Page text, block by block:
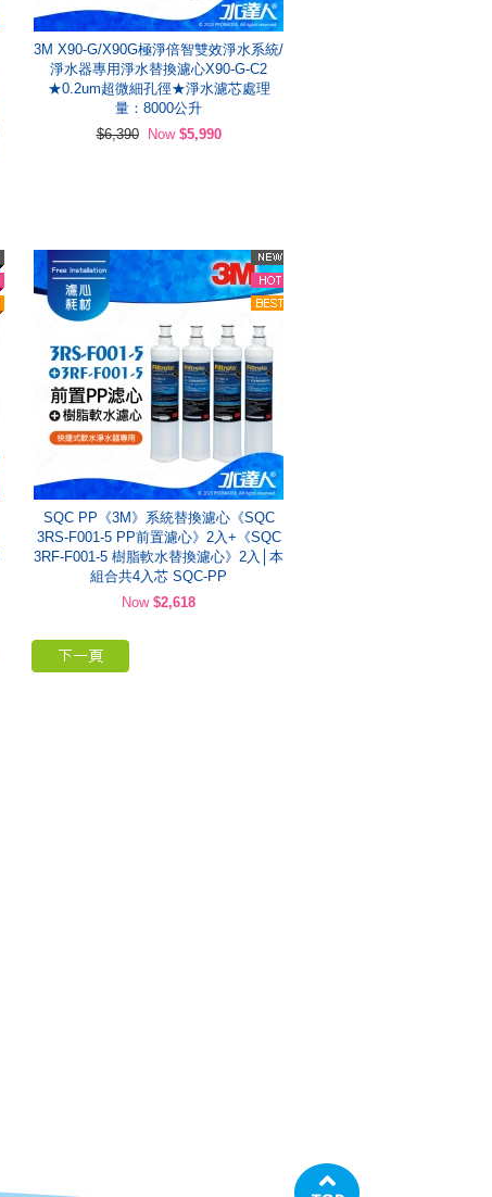
3M X90-G/X90G極淨倍智雙效淨水系統/
淨水器專用淨水替換濾心X90-G-C2
★0.2um超微細孔徑★淨水濾芯處理
量：8000公升
$6,390
Now $5,990
SQC PP《3M》系統替換濾心《SQC
3RS-F001-5 PP前置濾心》2入+《SQC
3RF-F001-5 樹脂軟水替換濾心》2入│本
組合共4入芯 SQC-PP
Now $2,618